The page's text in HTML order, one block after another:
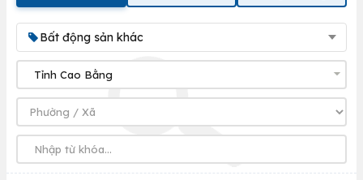
Bất động sản khác